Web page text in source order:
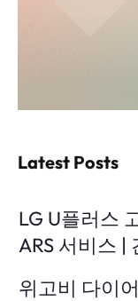
Latest Posts
LG U플러스
ARS 서비스 |
위고비 다이